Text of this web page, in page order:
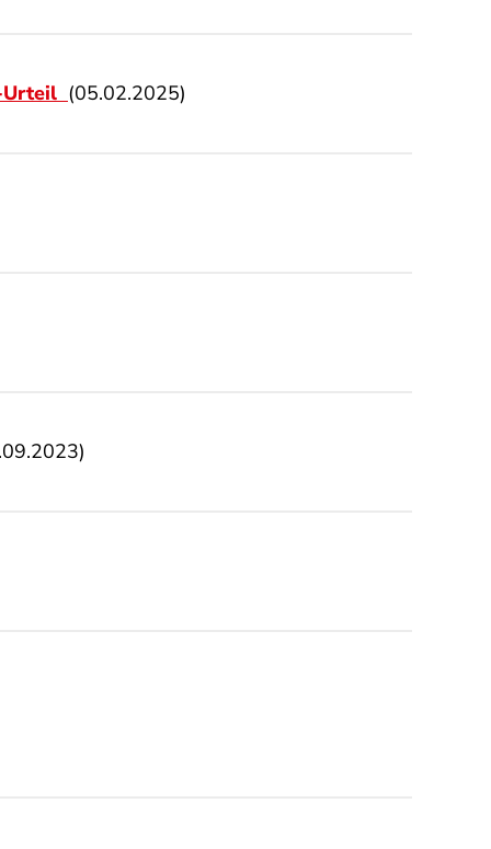
Urteil (05.02.2025)